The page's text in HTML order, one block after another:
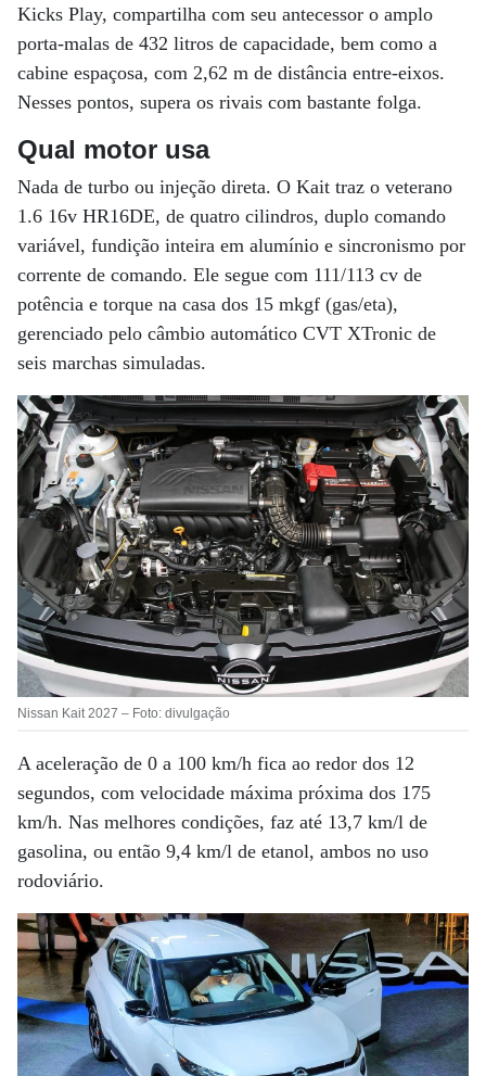
Kicks Play, compartilha com seu antecessor o amplo
porta-malas de 432 litros de capacidade, bem como a
cabine espaçosa, com 2,62 m de distância entre-eixos.
Nesses pontos, supera os rivais com bastante folga.
Qual motor usa
Nada de turbo ou injeção direta. O Kait traz o veterano
1.6 16v HR16DE, de quatro cilindros, duplo comando
variável, fundição inteira em alumínio e sincronismo por
corrente de comando. Ele segue com 111/113 cv de
potência e torque na casa dos 15 mkgf (gas/eta),
gerenciado pelo câmbio automático CVT XTronic de
seis marchas simuladas.
Nissan Kait 2027 – Foto: divulgação
A aceleração de 0 a 100 km/h fica ao redor dos 12
segundos, com velocidade máxima próxima dos 175
km/h. Nas melhores condições, faz até 13,7 km/l de
gasolina, ou então 9,4 km/l de etanol, ambos no uso
rodoviário.